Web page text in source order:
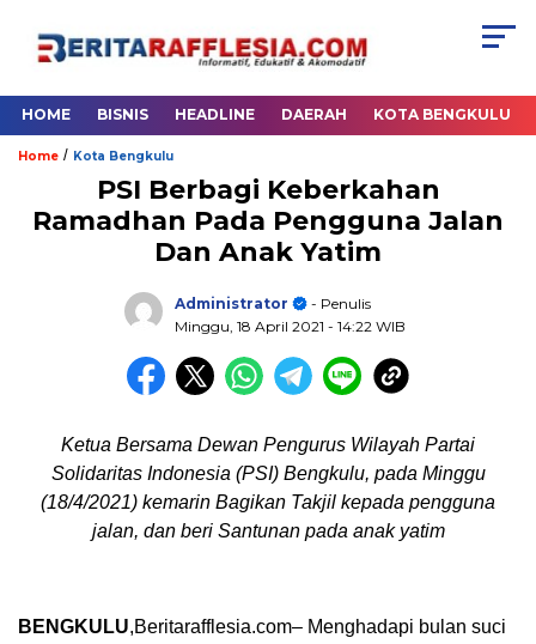
HOME BISNIS HEADLINE DAERAH KOTA BENGKULU
Home / Kota Bengkulu
PSI Berbagi Keberkahan
Ramadhan Pada Pengguna Jalan
Dan Anak Yatim
Administrator
- Penulis
Minggu, 18 April 2021 - 14:22 WIB
Ketua Bersama Dewan Pengurus Wilayah Partai
Solidaritas Indonesia (PSI) Bengkulu, pada Minggu
(18/4/2021) kemarin Bagikan Takjil kepada pengguna
jalan, dan beri Santunan pada anak yatim
BENGKULU,Beritarafflesia.com– Menghadapi bulan suci